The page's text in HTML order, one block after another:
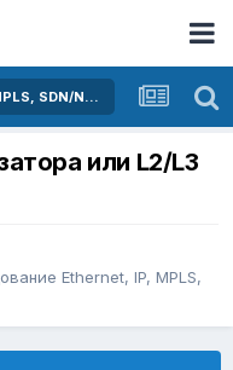
Активное оборудование Ethernet, IP, MPLS, SDN/NFV...
или L2/L3
Ethernet, IP, MPLS,